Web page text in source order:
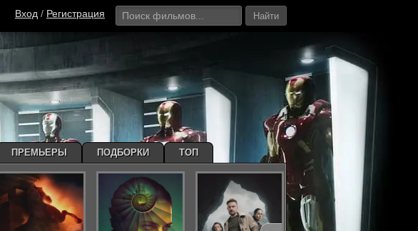
Вход / Регистрация Найти
ПРЕМЬЕРЫ ПОДБОРКИ ТОП